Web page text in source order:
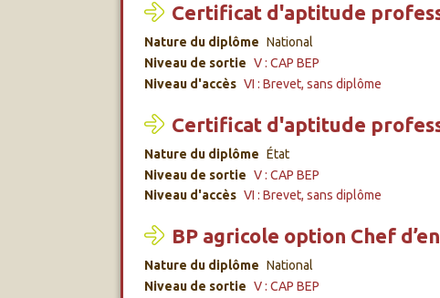
Certificat d'aptitude
Nature du diplôme National
Niveau de sortie V : CAP BEP
Niveau d'accès VI : Brevet, sans diplôme
Certificat d'aptitude
Nature du diplôme État
Niveau de sortie V : CAP BEP
Niveau d'accès VI : Brevet, sans diplôme
BP agricole option Chef
Nature du diplôme National
Niveau de sortie V : CAP BEP